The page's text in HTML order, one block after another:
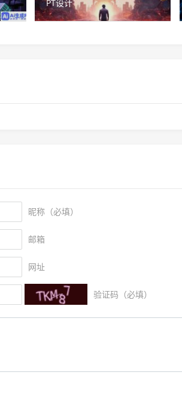
PT设计
昵称（必填）
邮箱
网址
验证码（必填）